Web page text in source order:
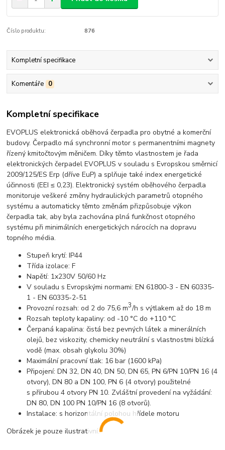
Číslo produktu: 876
Kompletní specifikace
Komentáře 0
Kompletní specifikace
EVOPLUS elektronická oběhová čerpadla pro obytné a komerční
budovy. Čerpadlo má synchronní motor s permanentními magnety
řízený kmitočtovým měničem. Díky těmto vlastnostem je řada
elektronických čerpadel EVOPLUS v souladu s Evropskou směrnicí
2009/125/ES Erp (dříve EuP) a splňuje také index energetické
účinnosti (EEI ≤ 0,23). Elektronický systém oběhového čerpadla
monitoruje veškeré změny hydraulických parametrů otopného
systému a automaticky těmto změnám přizpůsobuje výkon
čerpadla tak, aby byla zachována plná funkčnost otopného
systému při minimálních energetických nárocích na dopravu
topného média.
Stupeň krytí: IP44
Třída izolace: F
Napětí: 1x230V 50/60 Hz
V souladu s Evropskými normami: EN 61800-3 - EN 60335-
1 - EN 60335-2-51
Provozní rozsah: od 2 do 75,6 m3/h s výtlakem až do 18 m
Rozsah teploty kapaliny: od -10 °C do +110 °C
Čerpaná kapalina: čistá bez pevných látek a minerálních
olejů, bez viskozity, chemicky neutrální s vlastnostmi blízká
vodě (max. obsah glykolu 30%)
Maximální pracovní tlak: 16 bar (1600 kPa)
Připojení: DN 32, DN 40, DN 50, DN 65, PN 6/PN 10/PN 16 (4
otvory), DN 80 a DN 100, PN 6 (4 otvory) použitelné
s přírubou 4 otvory PN 10. Zvláštní provedení na vyžádání:
DN 80, DN 100 PN 10/PN 16 (8 otvorů).
Instalace: s horizontální polohou hřídele motoru
Obrázek je pouze ilustrativní.